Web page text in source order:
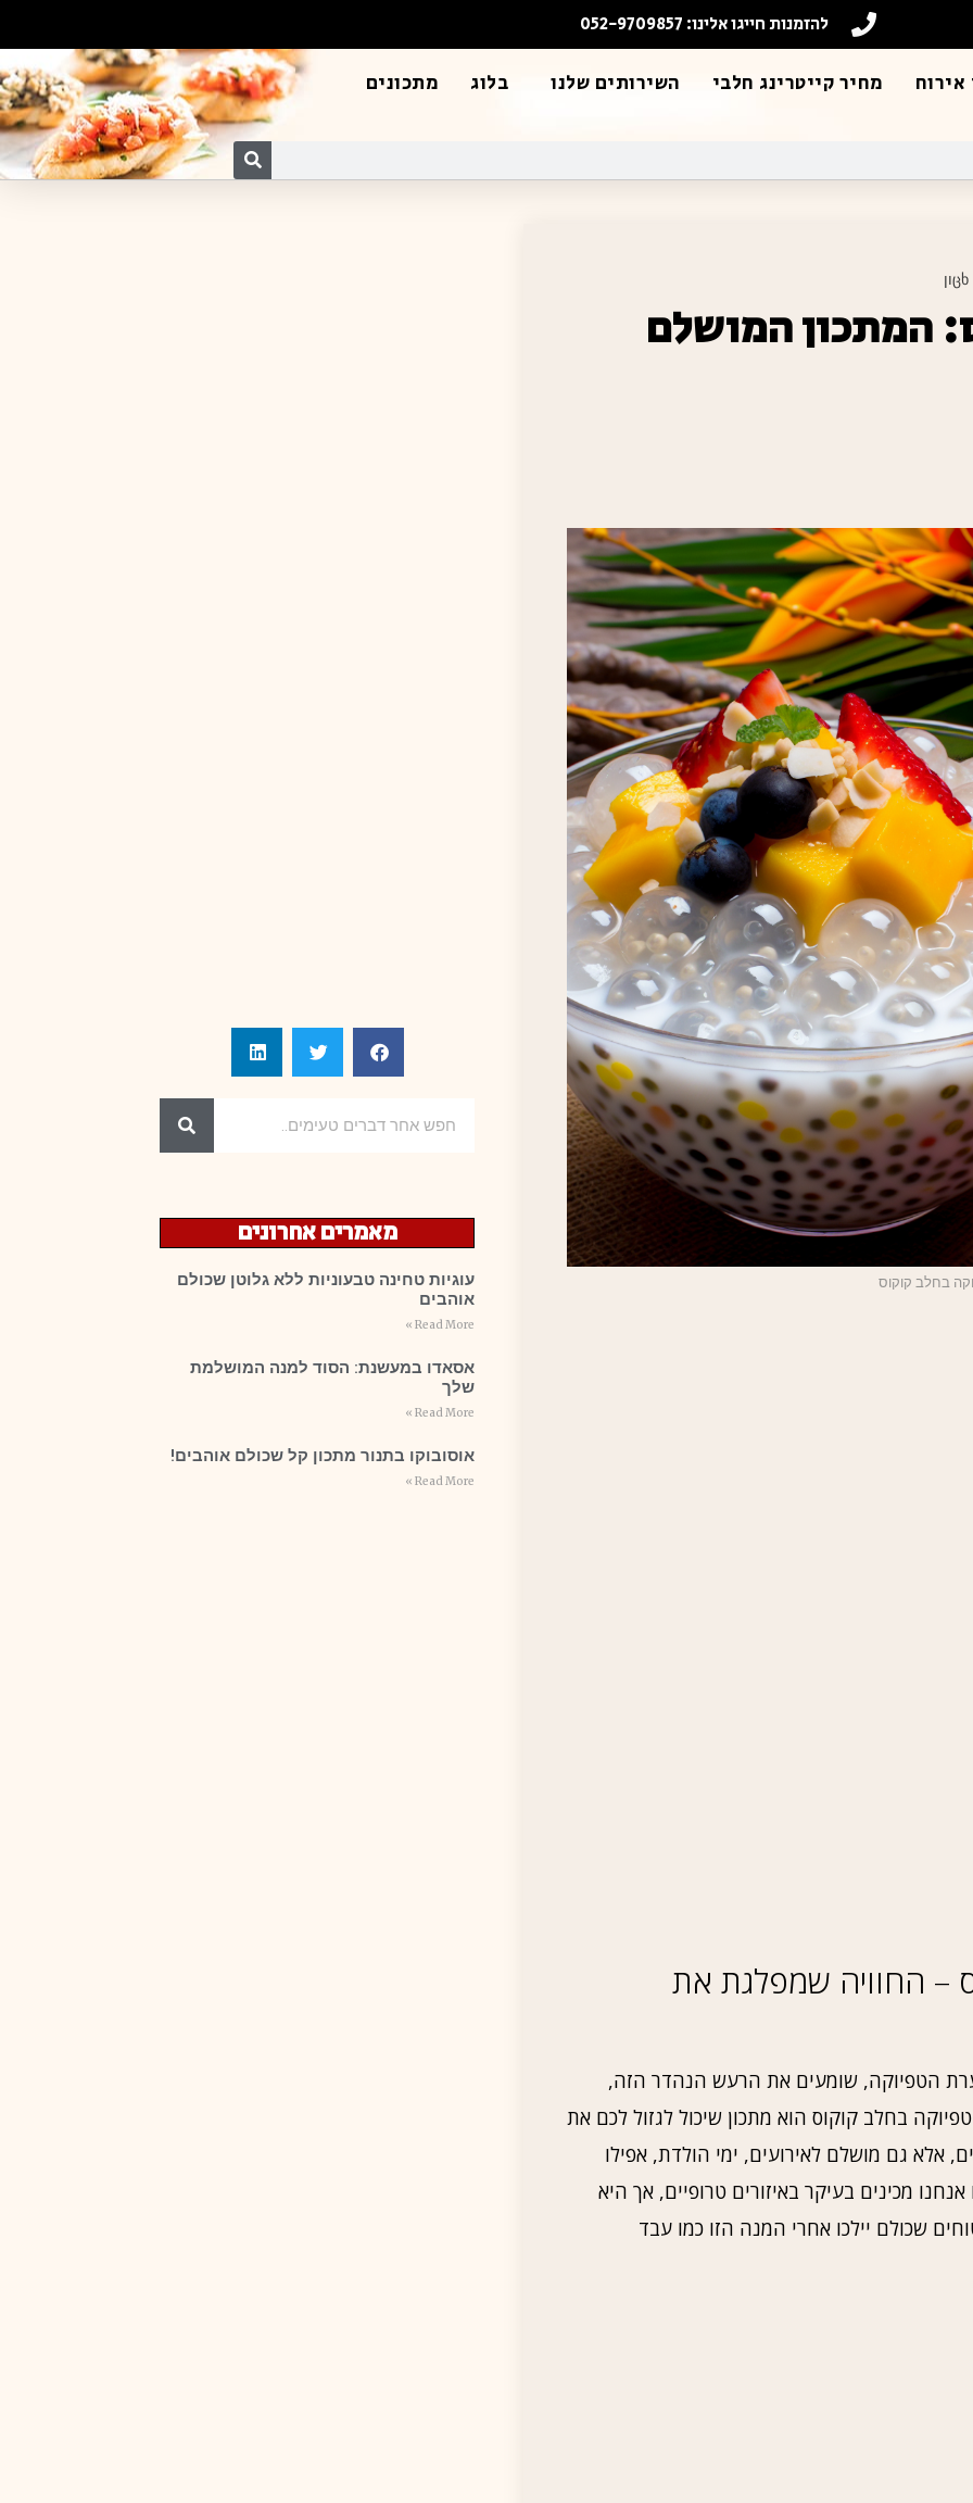
להזמנות חייגו אלינו: 052-9709857
מחיר קייטרינג חלבי השירותים שלנו בלוג מתכונים
המתכון המושלם
בחלב קוקוס
– החוויה שמפלגת את
הטפיוקה, שומעים את הרעש הנהדר הזה,
בחלב קוקוס הוא מתכון שיכול לגזול לכם את
אלא גם מושלם לאירועים, ימי הולדת, אפילו
מכינים בעיקר באיזורים טרופיים, אך היא
שכולם יילכו אחרי המנה הזו כמו עבד
מאמרים אחרונים
עוגיות טחינה טבעוניות ללא גלוטן שכולם
אוהבים
Read More »
אסאדו במעשנת: הסוד למנה המושלמת
שלך
Read More »
אוסובוקו בתנור מתכון קל שכולם אוהבים!
Read More »